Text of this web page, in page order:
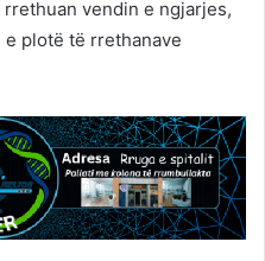
vendin e ngjarjes,
plotë të rrethanave